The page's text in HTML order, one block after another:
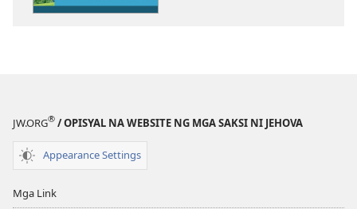
JW.ORG® / OPISYAL NA WEBSITE NG MGA SAKSI NI JEHOVA
Appearance Settings
Mga Link